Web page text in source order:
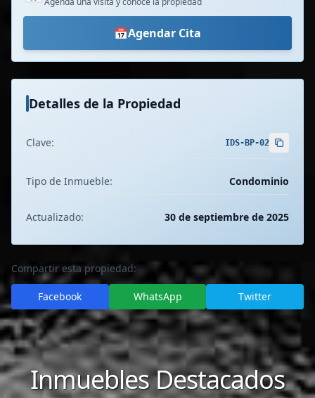
📅Agendar Cita
Detalles de la Propiedad
Clave: IDS-BP-02
Tipo de Inmueble: Condominio
Actualizado: 30 de septiembre de 2025
Compartir esta propiedad:
Facebook WhatsApp Twitter
Inmuebles Destacados